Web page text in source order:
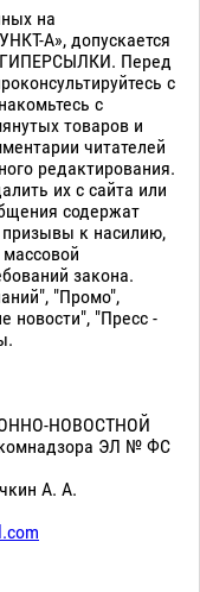
на
А», допускается
Перед
с
с
товаров и
читателей
редактирования.
их с сайта или
содержат
призывы к насилию,
закона.
"Промо",
новости", "Пресс -
НОВОСТНОЙ
ЭЛ № ФС
А. А.